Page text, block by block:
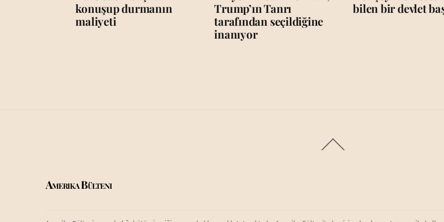
konuşup durmanın
maliyeti
Trump’ın Tanrı
tarafından seçildiğine
inanıyor
bilen bir devlet
To
Amerika Bülteni